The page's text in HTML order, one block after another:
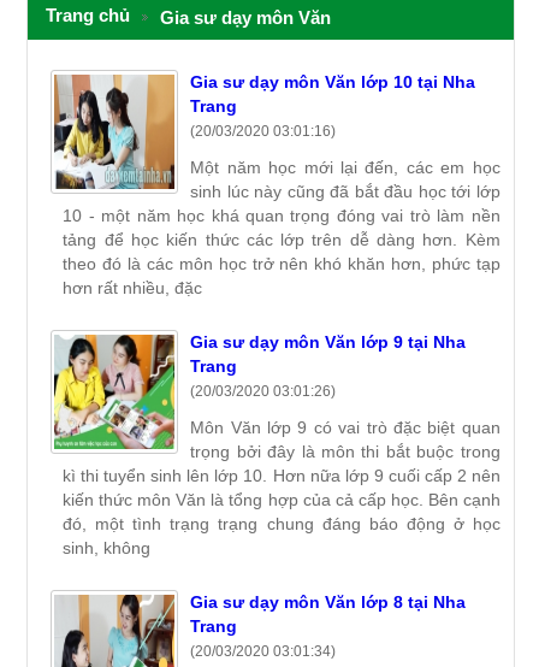
Trang chủ Gia sư dạy môn Văn
Gia sư dạy môn Văn lớp 10 tại Nha
Trang
(20/03/2020 03:01:16)
Một năm học mới lại đến, các em học
sinh lúc này cũng đã bắt đầu học tới lớp
10 - một năm học khá quan trọng đóng vai trò làm nền
tảng để học kiến thức các lớp trên dễ dàng hơn. Kèm
theo đó là các môn học trở nên khó khăn hơn, phức tạp
hơn rất nhiều, đặc
Gia sư dạy môn Văn lớp 9 tại Nha
Trang
(20/03/2020 03:01:26)
Môn Văn lớp 9 có vai trò đặc biệt quan
trọng bởi đây là môn thi bắt buộc trong
kì thi tuyển sinh lên lớp 10. Hơn nữa lớp 9 cuối cấp 2 nên
kiến thức môn Văn là tổng hợp của cả cấp học. Bên cạnh
đó, một tình trạng trạng chung đáng báo động ở học
sinh, không
Gia sư dạy môn Văn lớp 8 tại Nha
Trang
(20/03/2020 03:01:34)